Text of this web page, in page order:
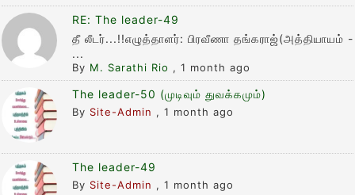
RE: The leader-49
தீ லீடர்...!!எழுத்தாளர்: பிரவீணா தங்கராஜ்(அத்தியாயம் -
...
By M. Sarathi Rio , 1 month ago
The leader-50 (முடிவும் துவக்கமும்)
By Site-Admin , 1 month ago
The leader-49
By Site-Admin , 1 month ago